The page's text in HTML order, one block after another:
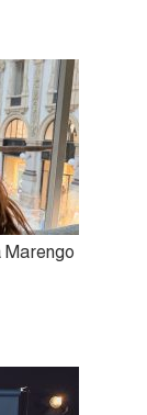
Marengo